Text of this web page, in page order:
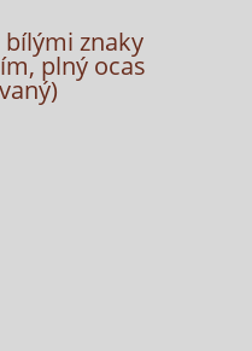
bílými znaky
plný ocas